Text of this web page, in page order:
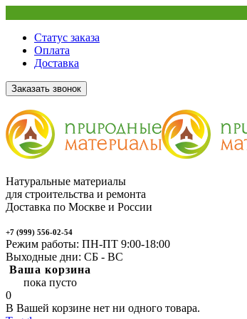
Статус заказа
Оплата
Доставка
Заказать звонок
Натуральные материалы
для строительства и ремонта
Доставка по Москве и России
+7 (999) 556-02-54
Режим работы: ПН-ПТ 9:00-18:00
Выходные дни: СБ - ВС
Ваша корзина
пока пусто
0
В Вашей корзине нет ни одного товара.